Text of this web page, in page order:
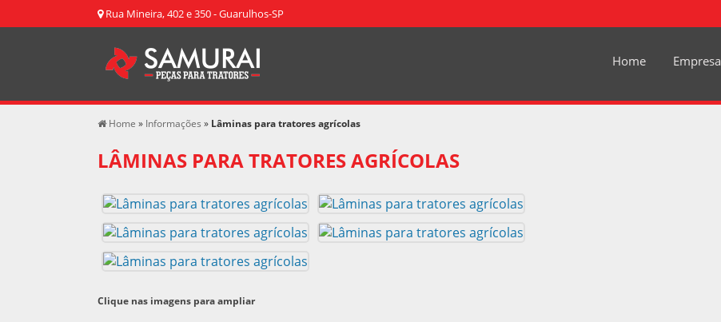
Rua Mineira, 402 e 350 - Guarulhos-SP
Home Empresa
Home » Informações » Lâminas para tratores agrícolas
LÂMINAS PARA TRATORES AGRÍCOLAS
Clique nas imagens para ampliar